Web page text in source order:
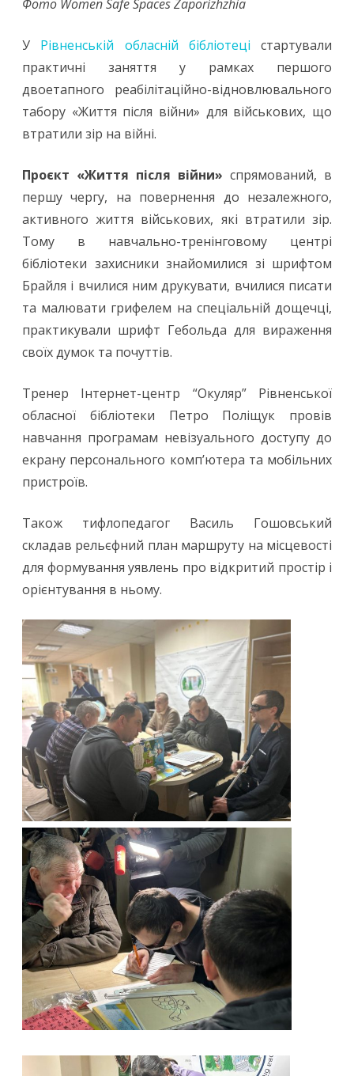
Фото Women Safe Spaces Zaporizhzhia
У Рівненській обласній бібліотеці стартували
практичні заняття у рамках першого
двоетапного реабілітаційно-відновлювального
табору «Життя після війни» для військових, що
втратили зір на війні.
Проєкт «Життя після війни» спрямований, в
першу чергу, на повернення до незалежного,
активного життя військових, які втратили зір.
Тому в навчально-тренінговому центрі
бібліотеки захисники знайомилися зі шрифтом
Брайля і вчилися ним друкувати, вчилися писати
та малювати грифелем на спеціальній дощечці,
практикували шрифт Гебольда для вираження
своїх думок та почуттів.
Тренер Інтернет-центр “Окуляр” Рівненської
обласної бібліотеки Петро Поліщук провів
навчання програмам невізуального доступу до
екрану персонального комп’ютера та мобільних
пристроїв.
Також тифлопедагог Василь Гошовський
складав рельєфний план маршруту на місцевості
для формування уявлень про відкритий простір і
орієнтування в ньому.